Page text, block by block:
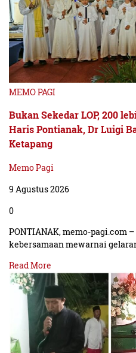
MEMO PAGI
Bukan Sekedar LOP, 200
Haris Pontianak, Dr Luigi
Ketapang
Memo Pagi
9 Agustus 2026
0
PONTIANAK, memo-pagi.com
kebersamaan mewarnai
Read More